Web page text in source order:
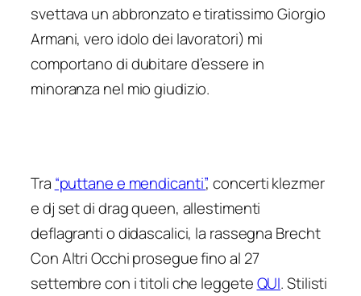
svettava un abbronzato e tiratissimo Giorgio
Armani, vero idolo dei lavoratori) mi
comportano di dubitare d’essere in
minoranza nel mio giudizio.
Tra “puttane e mendicanti”, concerti klezmer
e dj set di drag queen, allestimenti
deflagranti o didascalici, la rassegna Brecht
Con Altri Occhi prosegue fino al 27
settembre con i titoli che leggeteQUI. Stilisti